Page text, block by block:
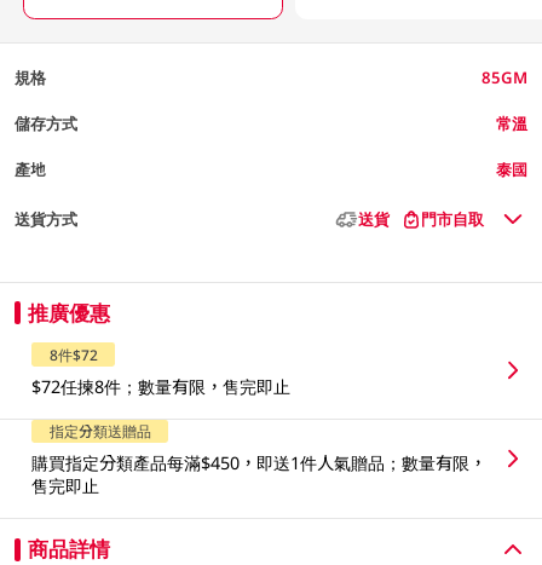
規格 85GM
儲存方式 常溫
產地 泰國
送貨方式 送貨 門市自取
推廣優惠
8件$72
$72任揀8件；數量有限，售完即止
指定分類送贈品
購買指定分類產品每滿$450，即送1件人氣贈品；數量有限，
售完即止
商品詳情